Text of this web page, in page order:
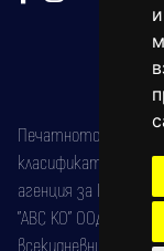
Печатното издание
класификатор на
агенция за ISSN) под
"АВС КО" ООД е
всекидневник на